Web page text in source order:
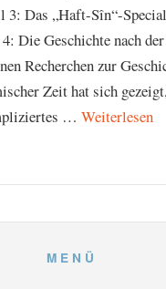
3: Das „Haft-Sîn“-
Die Geschichte nach
Recherchen zur
Zeit hat sich
… Weiterlesen
MENÜ